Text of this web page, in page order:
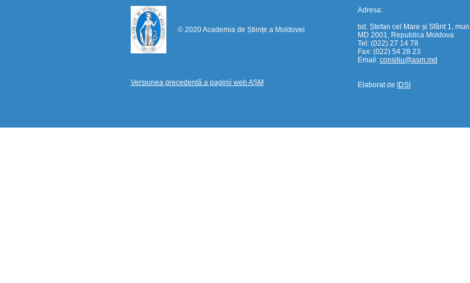
© 2020 Academia de Științe a Moldovei
Versiunea precedentă a paginii web AȘM
Adresa:
bd. Ștefan cel Mare și Sfânt 1,
MD 2001, Republica Moldova
Tel: (022) 27 14 78
Fax: (022) 54 28 23
Email: consiliu@asm.md
Elaborat de IDSI